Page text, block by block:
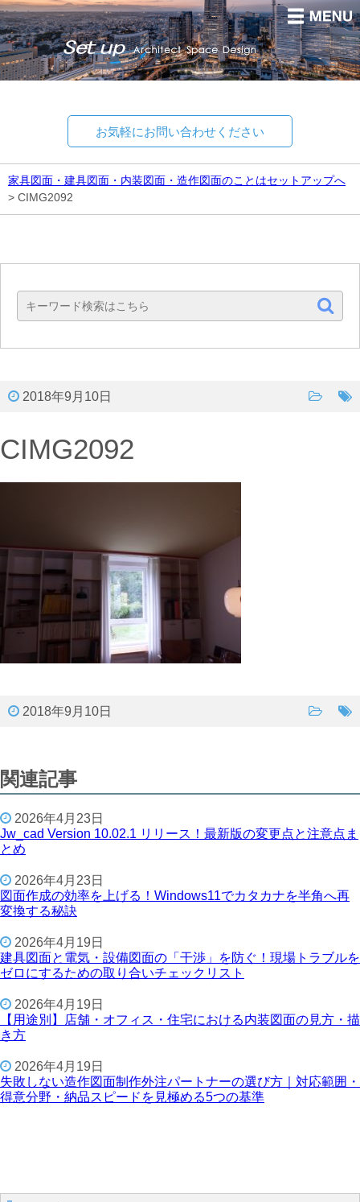
お気軽にお問い合わせください
家具図面・建具図面・内装図面・造作図面のことはセットアップへ
> CIMG2092
2018年9月10日
CIMG2092
2018年9月10日
関連記事
2026年4月23日
Jw_cad Version 10.02.1 リリース！最新版の変更点と注意点ま
とめ
2026年4月23日
図面作成の効率を上げる！Windows11でカタカナを半角へ再
変換する秘訣
2026年4月19日
建具図面と電気・設備図面の「干渉」を防ぐ！現場トラブルを
ゼロにするための取り合いチェックリスト
2026年4月19日
【用途別】店舗・オフィス・住宅における内装図面の見方・描
き方
2026年4月19日
失敗しない造作図面制作外注パートナーの選び方｜対応範囲・
得意分野・納品スピードを見極める5つの基準